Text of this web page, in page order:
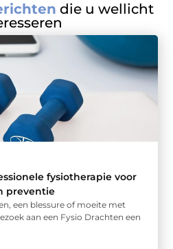
die u wellicht
fysiotherapie voor
preventie
een blessure of moeite met
aan een Fysio Drachten een